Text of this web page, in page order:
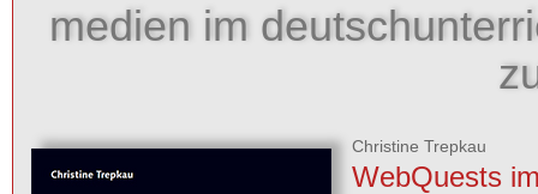
medien im
Christine Trepkau
WebQuests